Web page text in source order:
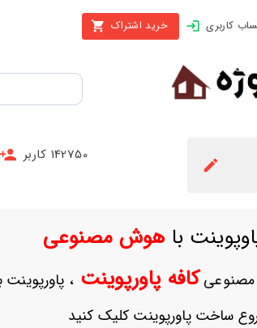
خرید اشتراک
142750 کاربر
باهوش مصنوعی
کافه پاورپوینت، پاورپوینت
ساخت پاورپوینت کلیک کنید